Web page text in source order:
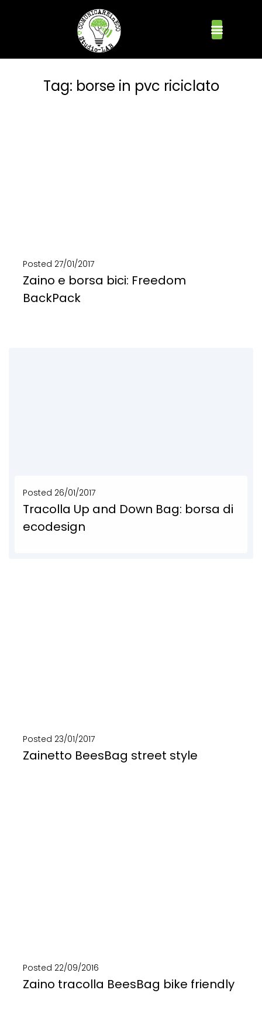
Tag: borse in pvc riciclato
Posted 27/01/2017
Zaino e borsa bici: Freedom
BackPack
Posted 26/01/2017
Tracolla Up and Down Bag: borsa di
ecodesign
Posted 23/01/2017
Zainetto BeesBag street style
Posted 22/09/2016
Zaino tracolla BeesBag bike friendly